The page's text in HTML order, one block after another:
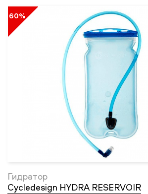
60%
Гидратор
Cycledesign HYDRA RESERVOIR